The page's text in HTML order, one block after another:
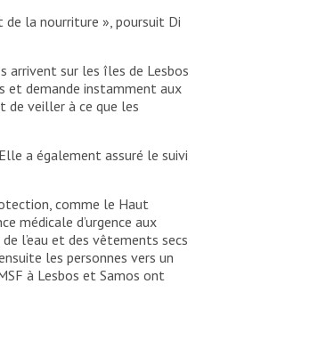
de la nourriture », poursuit Di
arrivent sur les îles de Lesbos
et demande instamment aux
de veiller à ce que les
a également assuré le suivi
comme le Haut
médicale d’urgence aux
l’eau et des vêtements secs
les personnes vers un
à Lesbos et Samos ont